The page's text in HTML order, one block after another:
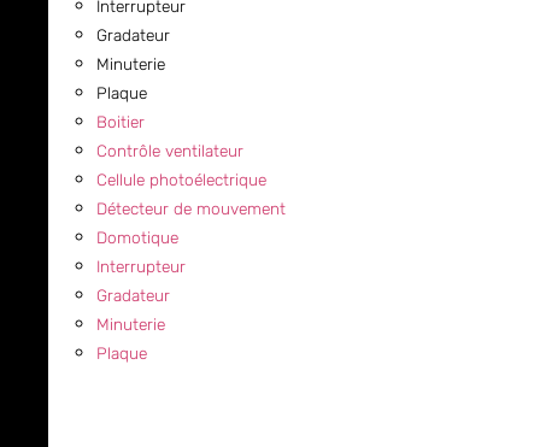
Interrupteur
Gradateur
Minuterie
Plaque
Boitier
Contrôle ventilateur
Cellule photoélectrique
Détecteur de mouvement
Domotique
Interrupteur
Gradateur
Minuterie
Plaque